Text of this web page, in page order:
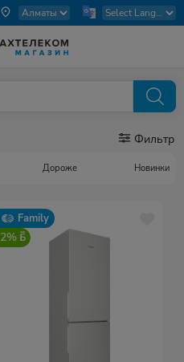
Фильтр
Дороже Новинки
Family
2%